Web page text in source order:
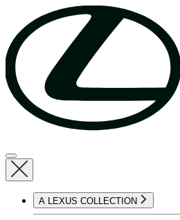
A LEXUS COLLECTION